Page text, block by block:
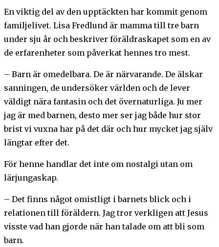
En viktig del av den upptäckten har kommit genom
familjelivet. Lisa Fredlund är mamma till tre barn
under sju år och beskriver föräldraskapet som en av
de erfarenheter som påverkat hennes tro mest.
– Barn är omedelbara. De är närvarande. De älskar
sanningen, de undersöker världen och de lever
väldigt nära fantasin och det övernaturliga. Ju mer
jag är med barnen, desto mer ser jag både hur stor
brist vi vuxna har på det där och hur mycket jag själv
längtar efter det.
För henne handlar det inte om nostalgi utan om
lärjungaskap.
– Det finns något omistligt i barnets blick och i
relationen till föräldern. Jag tror verkligen att Jesus
visste vad han gjorde när han talade om att bli som
barn.